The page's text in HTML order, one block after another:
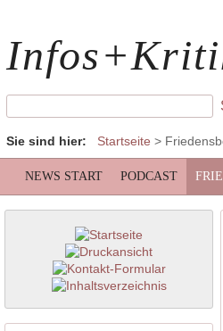
Sie sind hier: Startseite >
NEWS START PODCAST